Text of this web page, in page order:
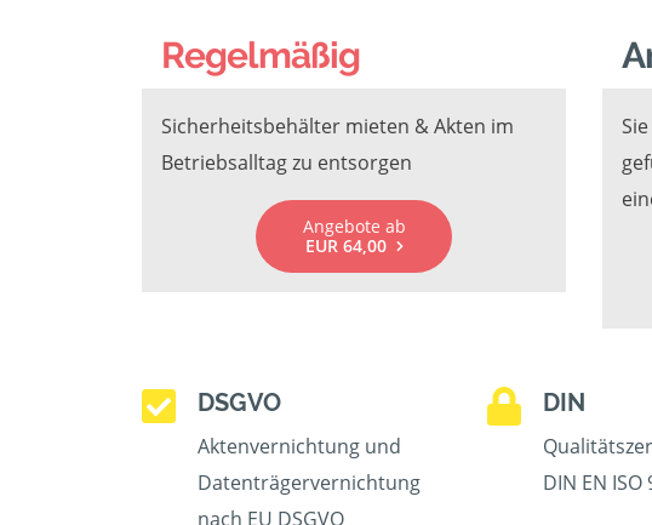
Regelmäßig
Sicherheitsbehälter mieten & Akten im
Betriebsalltag zu entsorgen
Angebote ab
EUR 64,00
DSGVO
Aktenvernichtung und
Datenträgervernichtung
nach EU DSGVO
DIN
DIN EN ISO